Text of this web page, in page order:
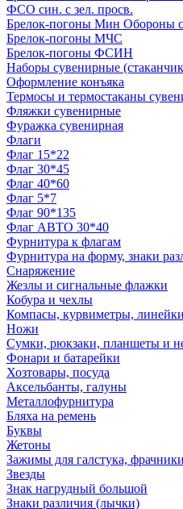
ФСО син. с зел. просв.
Брелок-погоны Мин Обороны
Брелок-погоны МЧС
Брелок-погоны ФСИН
Наборы сувенирные
Оформление конъяка
Термосы и термостаканы
Фляжки сувенирные
Фуражка сувенирная
Флаги
Флаг 15*22
Флаг 30*45
Флаг 40*60
Флаг 5*7
Флаг 90*135
Флаг АВТО 30*40
Фурнитура к флагам
Фурнитура на форму, знаки
Снаряжение
Жезлы и сигнальные флажки
Кобура и чехлы
Компасы, курвиметры, линейки
Ножи
Сумки, рюкзаки, планшеты и
Фонари и батарейки
Хозтовары, посуда
Аксельбанты, галуны
Металлофурнитура
Бляха на ремень
Буквы
Жетоны
Зажимы для галстука, фрачники
Звезды
Знак нагрудный большой
Знаки различия (лычки)